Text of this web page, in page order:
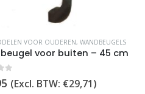
VOOR OUDEREN,WANDBEUGELS
voor buiten – 45 cm
(Excl. BTW:€29,71)